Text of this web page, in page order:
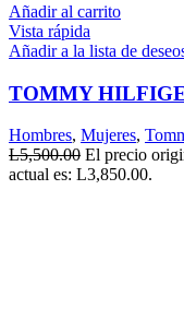
Añadir al carrito
Vista rápida
Añadir a la lista de
TOMMY
Hombres, Mujeres,
L5,500.00 El precio
actual es: L3,850.00.